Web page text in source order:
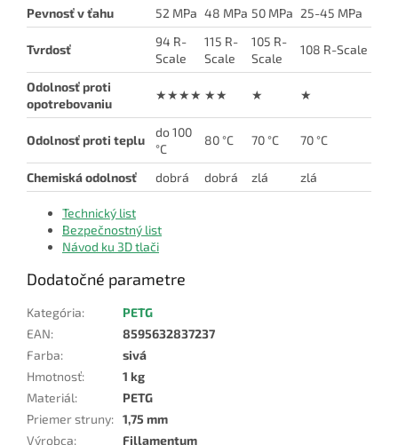
Pevnosť v ťahu 52 MPa 48 MPa 50 MPa 25-45 MPa
Tvrdosť
94 R-
Scale
115 R-
Scale
105 R-
Scale
108 R-Scale
Odolnosť proti
opotrebovaniu
★★★★ ★★ ★ ★
Odolnosť proti teplu
do 100
°C
80 °C 70 °C 70 °C
Chemiská odolnosť dobrá dobrá zlá zlá
Technický list
Bezpečnostný list
Návod ku 3D tlači
Dodatočné parametre
Kategória:
PETG
EAN:
8595632837237
Farba:
sivá
Hmotnosť:
1 kg
Materiál:
PETG
Priemer struny: 1,75 mm
Výrobca: Fillamentum